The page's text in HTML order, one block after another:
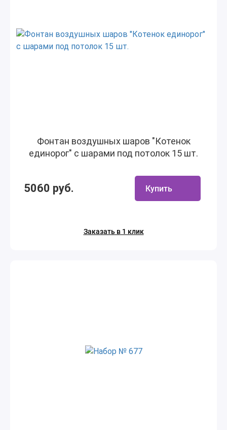
Фонтан воздушных шаров "Котенок
единорог" с шарами под потолок 15 шт.
5060 руб. Купить
Заказать в 1 клик